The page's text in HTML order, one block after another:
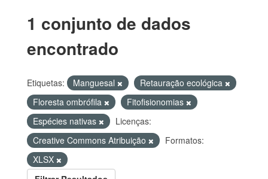
1 conjunto de dados
encontrado
Etiquetas: Manguesal
Retauração ecológica
Floresta ombrófila
Fitofisionomias
Espécies nativas
Licenças:
Creative Commons Atribuição
Formatos:
XLSX